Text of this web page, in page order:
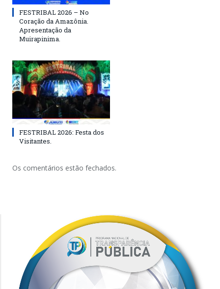
FESTRIBAL 2026 – No
Coração da Amazônia.
Apresentação da
Muirapinima.
FESTRIBAL 2026: Festa dos
Visitantes.
Os comentários estão fechados.